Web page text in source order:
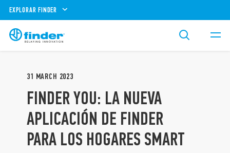
EXPLORAR FINDER
31 MARCH 2023
FINDER YOU: LA NUEVA
APLICACIÓN DE FINDER
PARA LOS HOGARES SMART